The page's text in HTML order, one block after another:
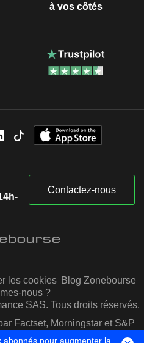
à vos côtés
Contactez-nous
les cookies Blog Zonebourse
nous ?
SAS. Tous droits réservés.
Factset, Morningstar et S&P
IQ
abonnés pour augmenter la